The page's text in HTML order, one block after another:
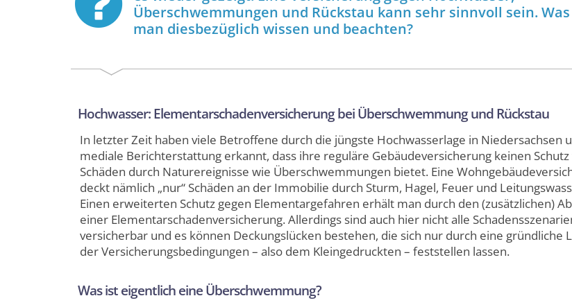
Überschwemmungen und Rückstau kann sehr sinnvoll sein.
man diesbezüglich wissen und beachten?
Hochwasser: Elementarschadenversicherung bei Überschwemmung und Rückstau
In letzter Zeit haben viele Betroffene durch die jüngste Hochwasserlage in Niedersachsen
mediale Berichterstattung erkannt, dass ihre reguläre Gebäudeversicherung keinen
Schäden durch Naturereignisse wie Überschwemmungen bietet. Eine
deckt nämlich „nur“ Schäden an der Immobilie durch Sturm, Hagel, Feuer und
Einen erweiterten Schutz gegen Elementargefahren erhält man durch den (zusätzlichen)
einer Elementarschadenversicherung. Allerdings sind auch hier nicht alle
versicherbar und es können Deckungslücken bestehen, die sich nur durch eine gründliche
der Versicherungsbedingungen – also dem Kleingedruckten – feststellen lassen.
Was ist eigentlich eine Überschwemmung?